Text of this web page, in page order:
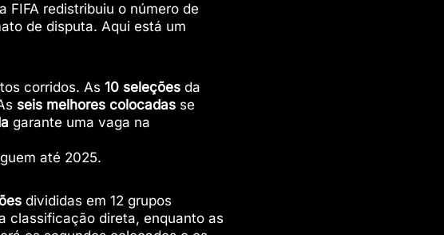
FIFA redistribuiu o número de
de disputa. Aqui está um
corridos. As 10 seleções da
seis melhores colocadas se
garante uma vaga na
até 2025.
divididas em 12 grupos
classificação direta, enquanto as